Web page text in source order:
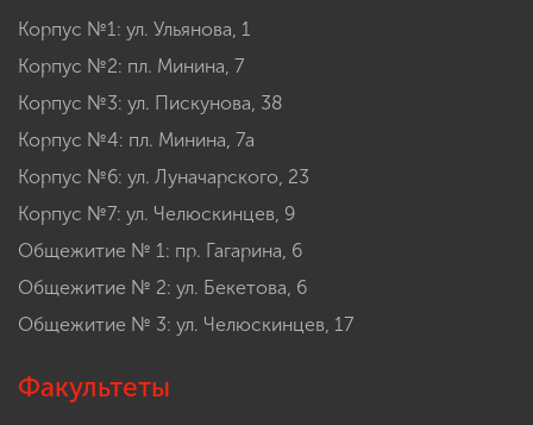
Корпус №1: ул. Ульянова, 1
Корпус №2: пл. Минина, 7
Корпус №3: ул. Пискунова, 38
Корпус №4: пл. Минина, 7а
Корпус №6: ул. Луначарского, 23
Корпус №7: ул. Челюскинцев, 9
Общежитие № 1: пр. Гагарина, 6
Общежитие № 2: ул. Бекетова, 6
Общежитие № 3: ул. Челюскинцев, 17
Факультеты